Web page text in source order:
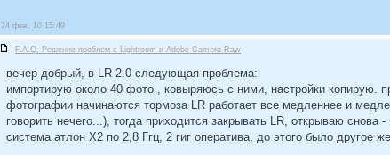
24 фев, 10 15:49
F.A.Q. Решение проблем c Lightroom и Adobe Camera Raw
вечер добрый, в LR 2.0 следующая проблема:
импортирую около 40 фото , ковыряюсь с ними, настройки копирую.
фотографии начинаются тормоза LR работает все медленнее и
говорить нечего...), тогда приходится закрывать LR, открываю
система атлон X2 по 2,8 Ггц, 2 гиг оператива, до этого было другое